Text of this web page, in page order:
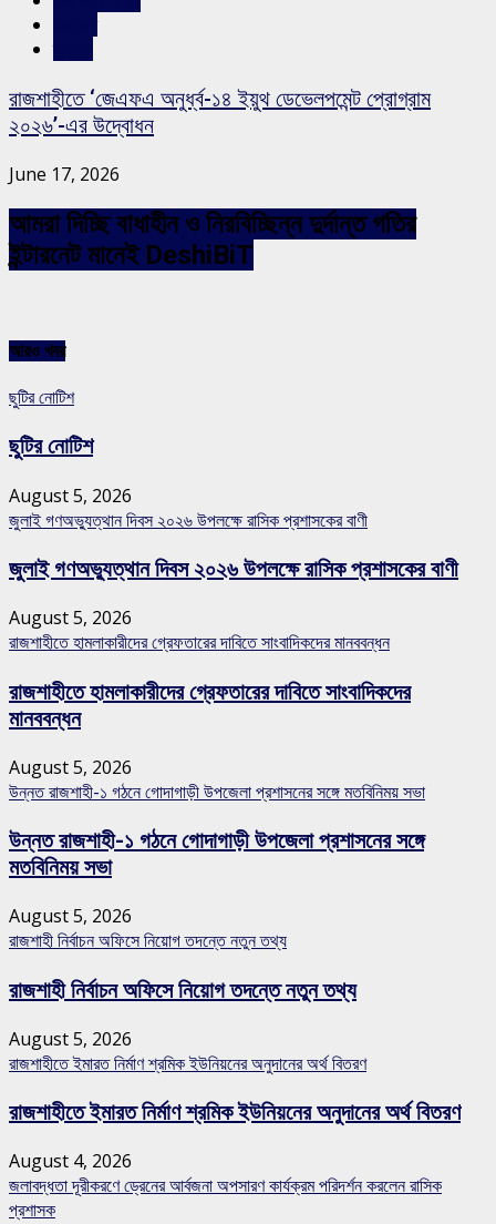
রাজশাহীতে ‘জেএফএ অনুর্ধ্ব-১৪ ইয়ুথ ডেভেলপমেন্ট প্রোগ্রাম
২০২৬’-এর উদ্বোধন
June 17, 2026
আমরা দিচ্ছি বাধাহীন ও নিরবিচ্ছিন্ন দুর্দান্ত গতির
ইন্টারনেট মানেই DeshiBiT
আরও খবর
ছুটির নোটিশ
ছুটির নোটিশ
August 5, 2026
জুলাই গণঅভ্যুত্থান দিবস ২০২৬ উপলক্ষে রাসিক প্রশাসকের বাণী
জুলাই গণঅভ্যুত্থান দিবস ২০২৬ উপলক্ষে রাসিক প্রশাসকের বাণী
August 5, 2026
রাজশাহীতে হামলাকারীদের গ্রেফতারের দাবিতে সাংবাদিকদের মানববন্ধন
রাজশাহীতে হামলাকারীদের গ্রেফতারের দাবিতে সাংবাদিকদের
মানববন্ধন
August 5, 2026
উন্নত রাজশাহী-১ গঠনে গোদাগাড়ী উপজেলা প্রশাসনের সঙ্গে মতবিনিময় সভা
উন্নত রাজশাহী-১ গঠনে গোদাগাড়ী উপজেলা প্রশাসনের সঙ্গে
মতবিনিময় সভা
August 5, 2026
রাজশাহী নির্বাচন অফিসে নিয়োগ তদন্তে নতুন তথ্য
রাজশাহী নির্বাচন অফিসে নিয়োগ তদন্তে নতুন তথ্য
August 5, 2026
রাজশাহীতে ইমারত নির্মাণ শ্রমিক ইউনিয়নের অনুদানের অর্থ বিতরণ
রাজশাহীতে ইমারত নির্মাণ শ্রমিক ইউনিয়নের অনুদানের অর্থ বিতরণ
August 4, 2026
জলাবদ্ধতা দূরীকরণে ড্রেনের আর্বজনা অপসারণ কার্যক্রম পরিদর্শন করলেন রাসিক
প্রশাসক